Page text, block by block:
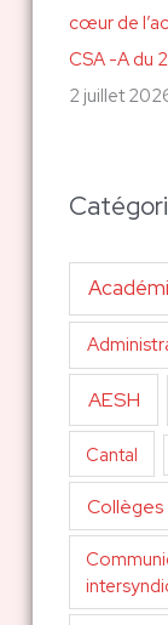
cœur de
CSA -A du
2 juillet
AESH
Cantal
Collèges